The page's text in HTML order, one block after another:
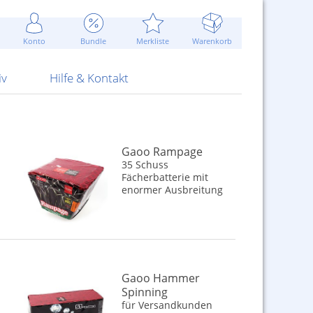
Konto Bundle Merkliste Warenkorb
Attrappen Blitzschnell...
Sommerpreise u.v.m.
ARS Pirotecnia
Hilfe & Kontakt
Kontaktformular
AGB
Gaoo Rampage
35 Schuss
Fächerbatterie mit
enormer Ausbreitung
Gaoo Hammer
Spinning
für Versandkunden